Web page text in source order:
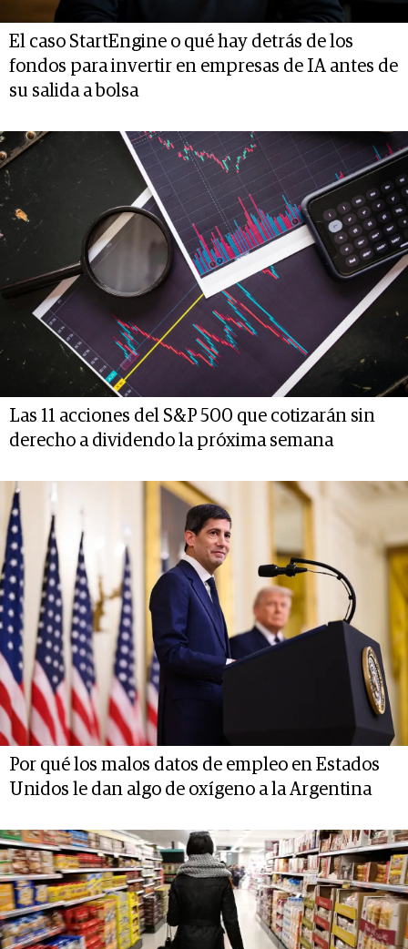
El caso StartEngine o qué hay detrás de los
fondos para invertir en empresas de IA antes de
su salida a bolsa
Las 11 acciones del S&P 500 que cotizarán sin
derecho a dividendo la próxima semana
Por qué los malos datos de empleo en Estados
Unidos le dan algo de oxígeno a la Argentina